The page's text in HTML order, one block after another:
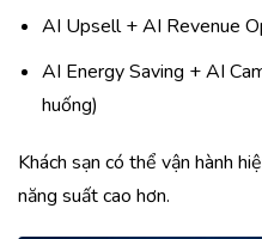
AI Upsell + AI Revenue
AI Energy Saving + AI
huống)
Khách sạn có thể vận hành
năng suất cao hơn.